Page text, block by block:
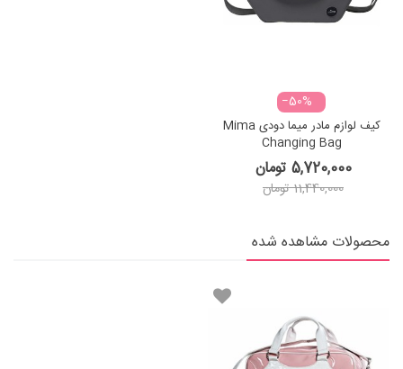
‎−50%
کیف لوازم مادر میما دودی Mima
Changing Bag
5,720,000 تومان
11,440,000 تومان
محصولات مشاهده شده